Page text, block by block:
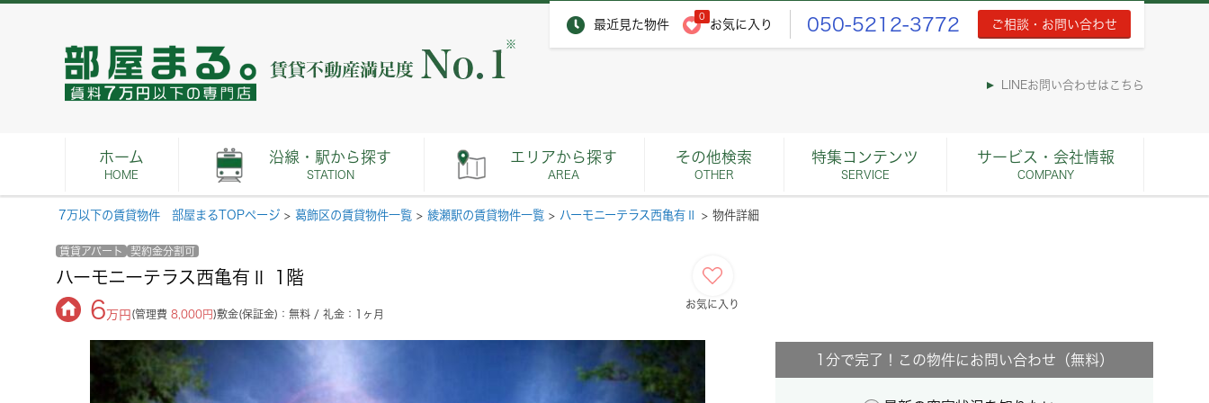
最近見た物件
0
お気に入り 050-5212-3772 ご相談・お問い合わせ
※
LINEお問い合わせはこちら
ホーム
HOME
沿線・駅から探す
STATION
エリアから探す
AREA
その他検索
OTHER
特集コンテンツ
SERVICE
サービス・会社情報
COMPANY
7万以下の賃貸物件 部屋まるTOPページ > 葛飾区の賃貸物件一覧 > 綾瀬駅の賃貸物件一覧 > ハーモニーテラス西亀有Ⅱ > 物件詳細
賃貸アパート 契約金分割可
ハーモニーテラス西亀有Ⅱ 1階
6 万円 (管理費 8,000円)敷金(保証金)：無料 / 礼金：1ヶ月
お気に入り
1分で完了！この物件にお問い合わせ（無料）